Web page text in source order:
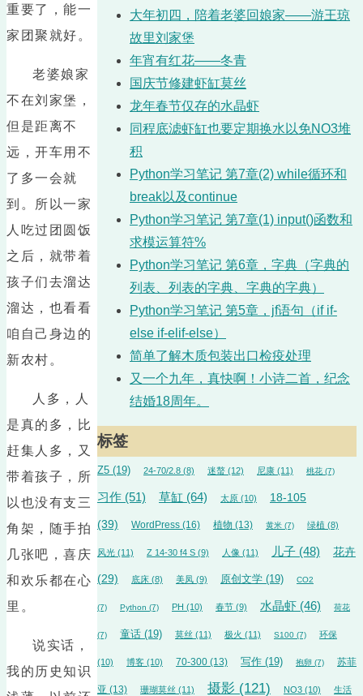
重要了，能一
家团聚就好。
老婆娘家
不在刘家堡，
但是距离不
远，开车用不
了多一会就
到。所以一家
人吃过团圆饭
之后，就带着
孩子们去溜达
溜达，也看看
咱自己身边的
新农村。
人多，人
是真的多，比
赶集人多，又
带着孩子，所
以也没有支三
角架，随手拍
几张吧，喜庆
和欢乐都在心
里。
说实话，
我的历史知识
大年初四，陪着老婆回娘家——游王琼
故里刘家堡
年宵有红花——冬青
国庆节修建虾缸莫丝
龙年春节仅存的水晶虾
同程底滤虾缸也要定期换水以免NO3堆
积
Python学习笔记 第7章(2) while循环和
break以及continue
Python学习笔记 第7章(1) input()函数和
求模运算符%
Python学习笔记 第6章，字典（字典的
列表、列表的字典、字典的字典）
Python学习笔记 第5章，jf语句（if if-
else if-elif-else）
简单了解木质包装出口检疫处理
又一个九年，真快啊！小诗二首，纪念
结婚18周年。
标签
Z5 (19) 24-70/2.8 (8) 迷螯 (12) 尼康 (11) 桃花 (7)
习作 (51) 草缸 (64) 太原 (10) 18-105
(39) WordPress (16) 植物 (13) 黄米 (7) 绿植 (8)
风光 (11) Z 14-30 f4 S (9) 人像 (11) 儿子 (48) 花卉
(29) 底床 (8) 美凤 (9) 原创文学 (19) CO2
(7) Python (7) PH (10) 春节 (9) 水晶虾 (46) 荷花
(7) 童话 (19) 莫丝 (11) 极火 (11) S100 (7) 环保
(10) 博客 (10) 70-300 (13) 写作 (19) 抱卵 (7) 苏菲
亚 (13) 珊瑚莫丝 (11) 摄影 (121) NO3 (10) 生活